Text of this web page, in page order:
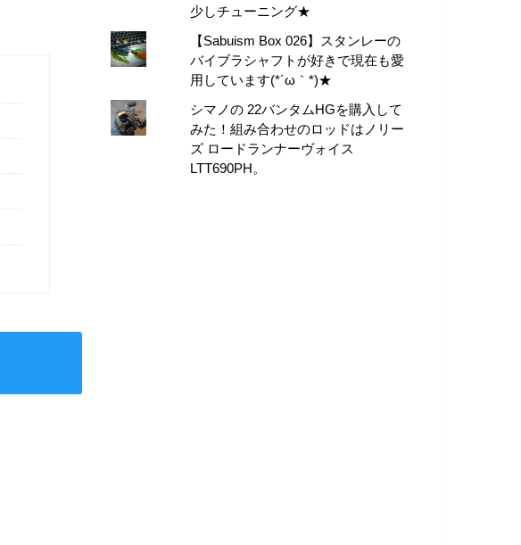
少しチューニング★
【Sabuism Box 026】スタンレーの
バイブラシャフトが好きで現在も愛
用しています(*´ω｀*)★
シマノの 22バンタムHGを購入して
みた！組み合わせのロッドはノリー
ズ ロードランナーヴォイス
LTT690PH。